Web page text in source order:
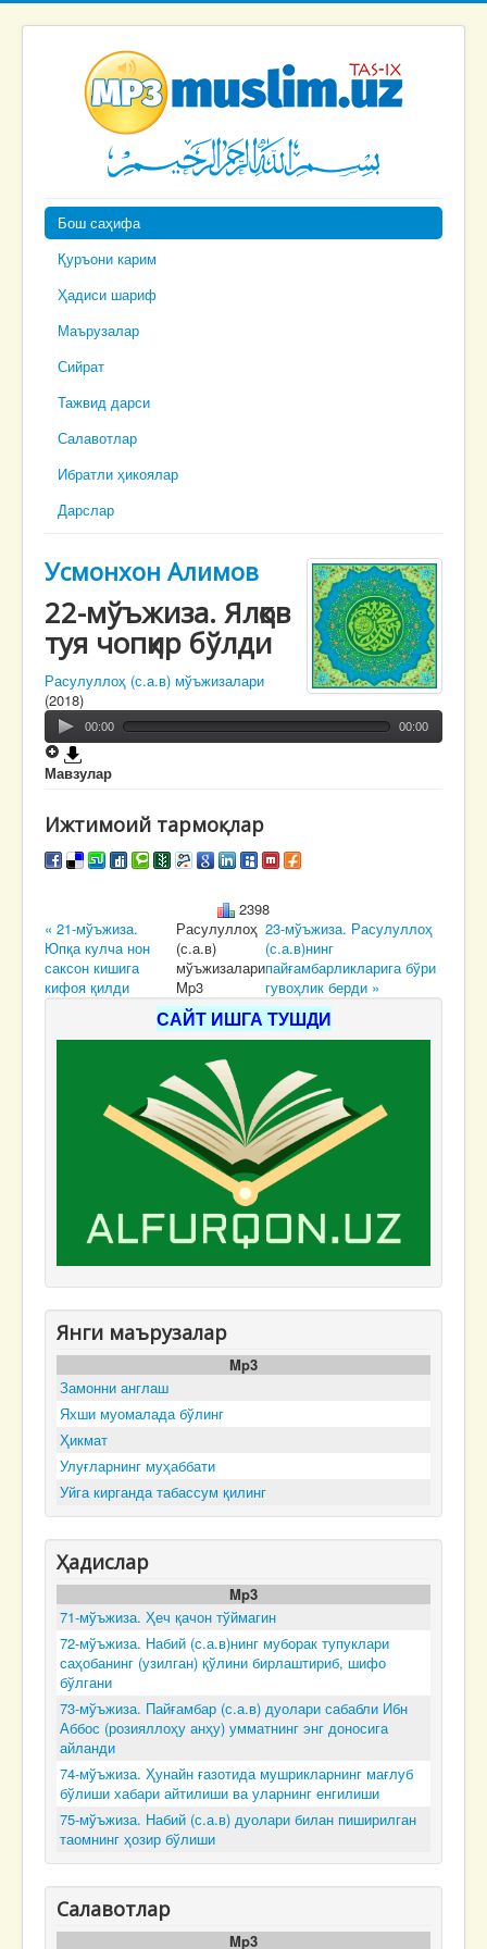
Бош саҳифа
Қуръони карим
Ҳадиси шариф
Маърузалар
Сийрат
Тажвид дарси
Салавотлар
Ибратли ҳикоялар
Дарслар
Усмонхон Алимов
22-мўъжиза. Ялқов
туя чопқир бўлди
Расулуллоҳ (с.а.в) мўъжизалари
(2018)
00:00 00:00
Мавзулар
Ижтимоий тармоқлар
2398
« 21-мўъжиза.
Юпқа кулча нон
саксон кишига
кифоя қилди
Расулуллоҳ
(с.а.в)
мўъжизалари
Mp3
23-мўъжиза. Расулуллоҳ
(с.а.в)нинг
пайғамбарликларига бўри
гувоҳлик берди »
САЙТ ИШГА ТУШДИ
Янги маърузалар
Mp3
Замонни англаш
Яхши муомалада бўлинг
Ҳикмат
Улуғларнинг муҳаббати
Уйга кирганда табассум қилинг
Ҳадислар
Mp3
71-мўъжиза. Ҳеч қачон тўймагин
72-мўъжиза. Набий (с.а.в)нинг муборак тупуклари
саҳобанинг (узилган) қўлини бирлаштириб, шифо
бўлгани
73-мўъжиза. Пайғамбар (с.а.в) дуолари сабабли Ибн
Аббос (розияллоҳу анҳу) умматнинг энг доносига
айланди
74-мўъжиза. Ҳунайн ғазотида мушрикларнинг мағлуб
бўлиши хабари айтилиши ва уларнинг енгилиши
75-мўъжиза. Набий (с.а.в) дуолари билан пиширилган
таомнинг ҳозир бўлиши
Салавотлар
Mp3